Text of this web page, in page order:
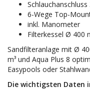
6-Wege Top-
inkl. Manometer
Filterkessel Ø 400
Sandfilteranlage mit Ø
m³ und Aqua Plus 8
Easypools oder
Die wichtigsten Daten